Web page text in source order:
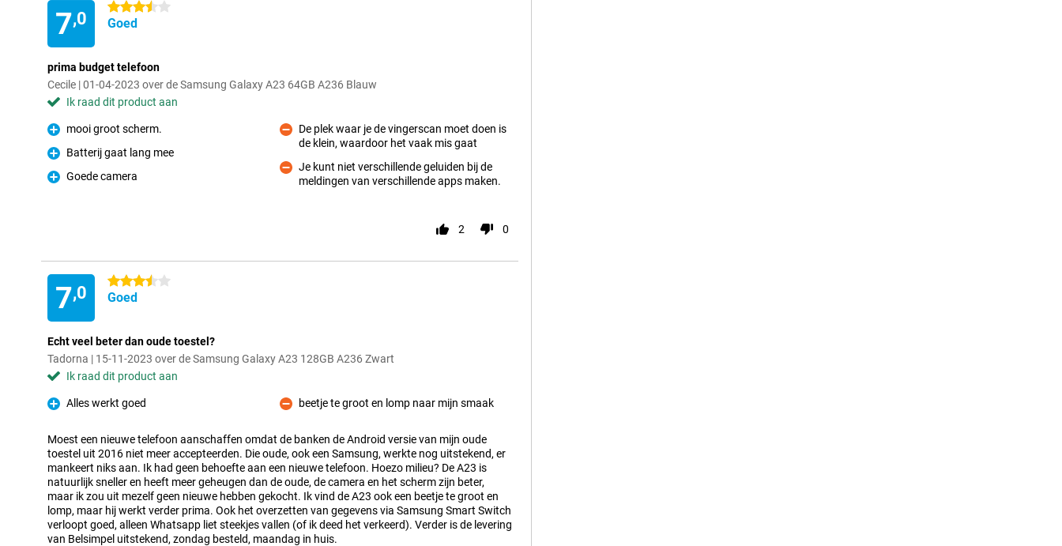
7,0
3.5 sterren
Goed
prima budget telefoon
Cecile | 01-04-2023 over de Samsung Galaxy A23 64GB A236 Blauw
Ik raad dit product aan
Pluspunt
mooi groot scherm.
Pluspunt
Batterij gaat lang mee
Pluspunt
Goede camera
Minpunt
De plek waar je de vingerscan moet doen is
de klein, waardoor het vaak mis gaat
Minpunt
Je kunt niet verschillende geluiden bij de
meldingen van verschillende apps maken.
2 0
7,0
3.5 sterren
Goed
Echt veel beter dan oude toestel?
Tadorna | 15-11-2023 over de Samsung Galaxy A23 128GB A236 Zwart
Ik raad dit product aan
Pluspunt
Alles werkt goed
Minpunt
beetje te groot en lomp naar mijn smaak
Moest een nieuwe telefoon aanschaffen omdat de banken de Android versie van mijn oude
toestel uit 2016 niet meer accepteerden. Die oude, ook een Samsung, werkte nog uitstekend, er
mankeert niks aan. Ik had geen behoefte aan een nieuwe telefoon. Hoezo milieu? De A23 is
natuurlijk sneller en heeft meer geheugen dan de oude, de camera en het scherm zijn beter,
maar ik zou uit mezelf geen nieuwe hebben gekocht. Ik vind de A23 ook een beetje te groot en
lomp, maar hij werkt verder prima. Ook het overzetten van gegevens via Samsung Smart Switch
verloopt goed, alleen Whatsapp liet steekjes vallen (of ik deed het verkeerd). Verder is de levering
van Belsimpel uitstekend, zondag besteld, maandag in huis.